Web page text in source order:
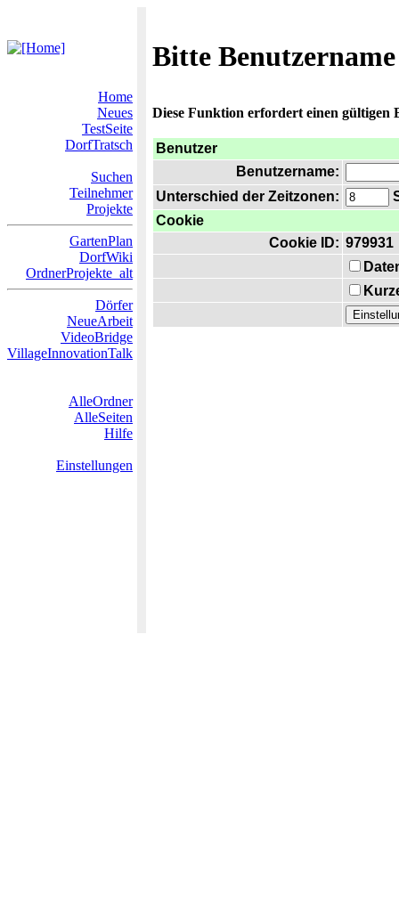
Bitte
Home
Neues
TestSeite
DorfTratsch
Suchen
Teilnehmer
Projekte
GartenPlan
DorfWiki
OrdnerProjekte_alt
Dörfer
NeueArbeit
VideoBridge
VillageInnovationTalk
AlleOrdner
AlleSeiten
Hilfe
Einstellungen
Diese Funktion erfordert einen gültigen
Benutzer
Benutzername:
Unterschied der Zeitzonen:
Cookie
Cookie ID: 979931